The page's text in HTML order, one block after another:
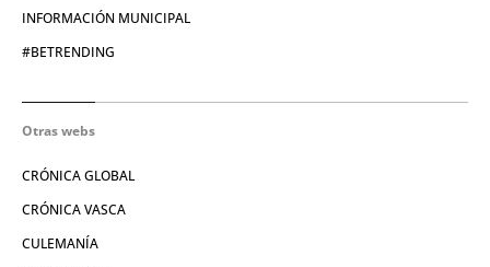
INFORMACIÓN MUNICIPAL
#BETRENDING
Otras webs
CRÓNICA GLOBAL
CRÓNICA VASCA
CULEMANÍA